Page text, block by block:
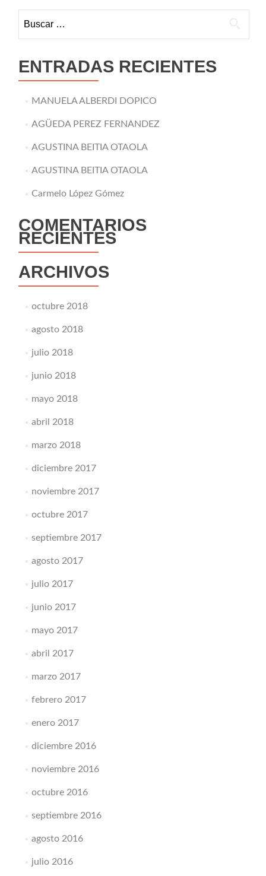
ENTRADAS RECIENTES
MANUELA ALBERDI DOPICO
AGÜEDA PEREZ FERNANDEZ
AGUSTINA BEITIA OTAOLA
AGUSTINA BEITIA OTAOLA
Carmelo López Gómez
COMENTARIOS
RECIENTES
ARCHIVOS
octubre 2018
agosto 2018
julio 2018
junio 2018
mayo 2018
abril 2018
marzo 2018
diciembre 2017
noviembre 2017
octubre 2017
septiembre 2017
agosto 2017
julio 2017
junio 2017
mayo 2017
abril 2017
marzo 2017
febrero 2017
enero 2017
diciembre 2016
noviembre 2016
octubre 2016
septiembre 2016
agosto 2016
julio 2016